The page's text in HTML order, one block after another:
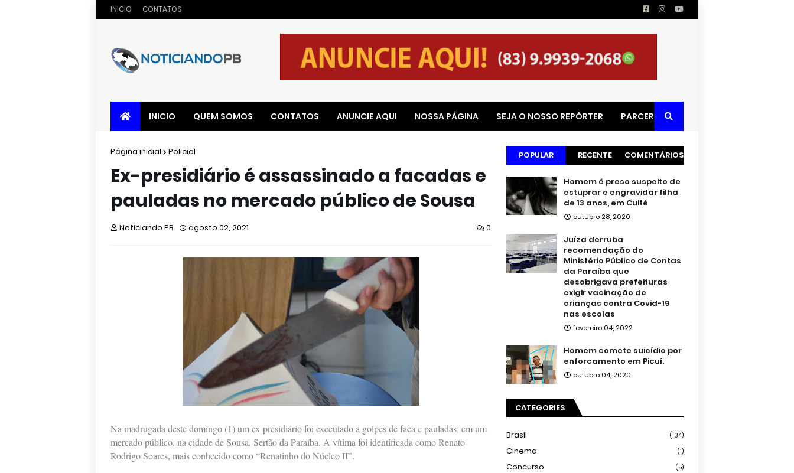
INICIO CONTATOS
INICIO QUEM SOMOS CONTATOS ANUNCIE AQUI NOSSA PÁGINA SEJA O NOSSO REPÓRTER PARCERIAS
Página inicial Policial
Ex-presidiário é assassinado a facadas e
pauladas no mercado público de Sousa
Noticiando PB agosto 02, 2021 0
Na madrugada deste domingo (1) um ex-presidiário foi executado a golpes de faca e pauladas, em um
mercado público, na cidade de Sousa, Sertão da Paraíba. A vítima foi identificada como Renato
Rodrigo Soares, mais conhecido como “Renatinho do Núcleo II”.
POPULAR RECENTE COMENTÁRIOS
Homem é preso suspeito de
estuprar e engravidar filha
de 13 anos, em Cuité
outubro 28, 2020
Juíza derruba
recomendação do
Ministério Público de Contas
da Paraíba que
desobrigava prefeituras
exigir vacinação de
crianças contra Covid-19
nas escolas
fevereiro 04, 2022
Homem comete suicídio por
enforcamento em Picuí.
outubro 04, 2020
CATEGORIES
Brasil (134)
Cinema (1)
Concurso (5)